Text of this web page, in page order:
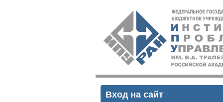
ИПУ
РАН
Вход на сайт